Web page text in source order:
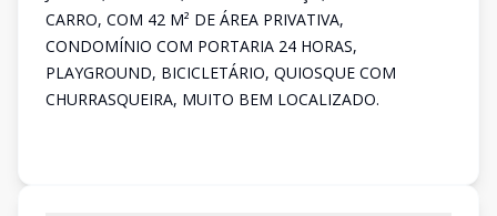
CARRO, COM 42 M² DE ÁREA PRIVATIVA,
CONDOMÍNIO COM PORTARIA 24 HORAS,
PLAYGROUND, BICICLETÁRIO, QUIOSQUE COM
CHURRASQUEIRA, MUITO BEM LOCALIZADO.